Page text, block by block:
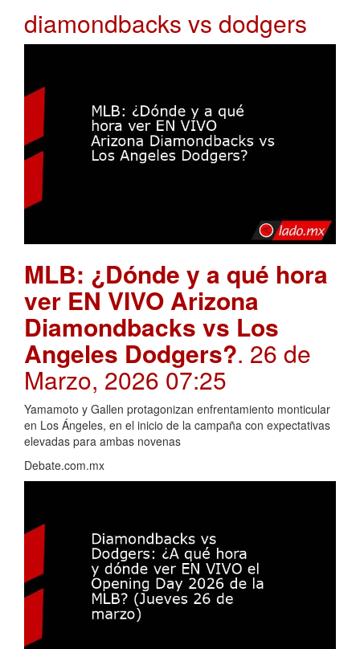
diamondbacks vs dodgers
MLB: ¿Dónde y a qué hora
ver EN VIVO Arizona
Diamondbacks vs Los
Angeles Dodgers?. 26 de
Marzo, 2026 07:25
Yamamoto y Gallen protagonizan enfrentamiento monticular
en Los Ángeles, en el inicio de la campaña con expectativas
elevadas para ambas novenas
Debate.com.mx